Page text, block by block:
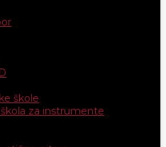
škole
za instrumente